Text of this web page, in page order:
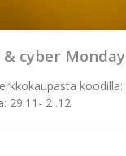
cyber
koodilla:
29.11- 2 .12.